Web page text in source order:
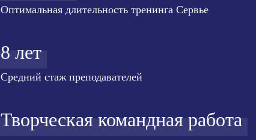
Оптимальная длительность тренинга Сервье
8 лет
Средний стаж преподавателей
Творческая командная работа